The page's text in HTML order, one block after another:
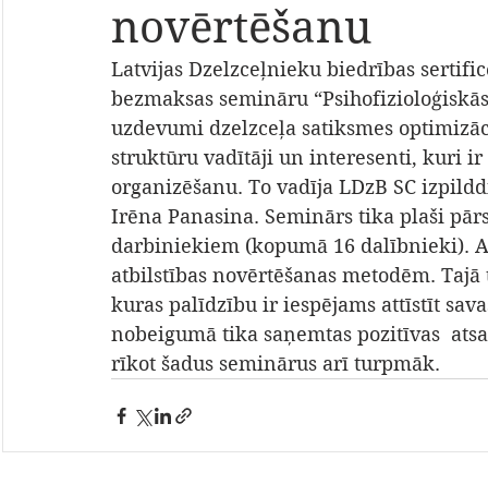
novērtēšanu
Latvijas Dzelzceļnieku biedrības
bezmaksas semināru
uzdevumi dzelzceļa satiksmes
struktūru vadītāji un interesenti, kuri
organizēšanu. To vadīja LDzB SC
Irēna Panasina. Seminārs tika plaši
darbiniekiem (kopumā 16 dalībnieki).
atbilstības novērtēšanas metodēm.
kuras palīdzību ir iespējams attīstīt
nobeigumā tika saņemtas pozitīvas
rīkot šadus seminārus arī turpmāk.